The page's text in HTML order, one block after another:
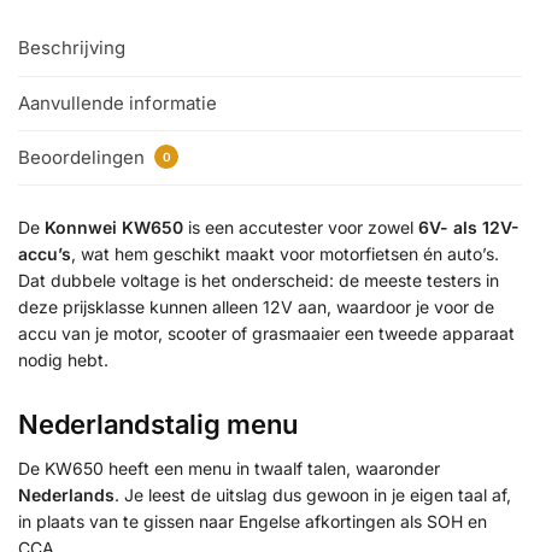
Beschrijving
Aanvullende informatie
Beoordelingen 0
De Konnwei KW650 is een accutester voor zowel 6V- als 12V-
accu’s, wat hem geschikt maakt voor motorfietsen én auto’s.
Dat dubbele voltage is het onderscheid: de meeste testers in
deze prijsklasse kunnen alleen 12V aan, waardoor je voor de
accu van je motor, scooter of grasmaaier een tweede apparaat
nodig hebt.
Nederlandstalig menu
De KW650 heeft een menu in twaalf talen, waaronder
Nederlands. Je leest de uitslag dus gewoon in je eigen taal af,
in plaats van te gissen naar Engelse afkortingen als SOH en
CCA.